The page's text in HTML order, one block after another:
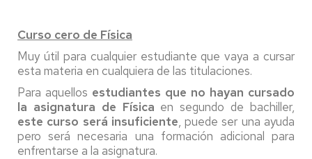
Curso cero de Física
Muy útil para cualquier estudiante que vaya a cursar
esta materia en cualquiera de las titulaciones.
Para aquellos estudiantes que no hayan cursado
la asignatura de Física en segundo de bachiller,
este curso será insuficiente, puede ser una ayuda
pero será necesaria una formación adicional para
enfrentarse a la asignatura.